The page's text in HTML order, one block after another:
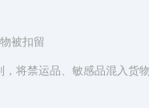
被扣留
，将禁运品、敏感品混入